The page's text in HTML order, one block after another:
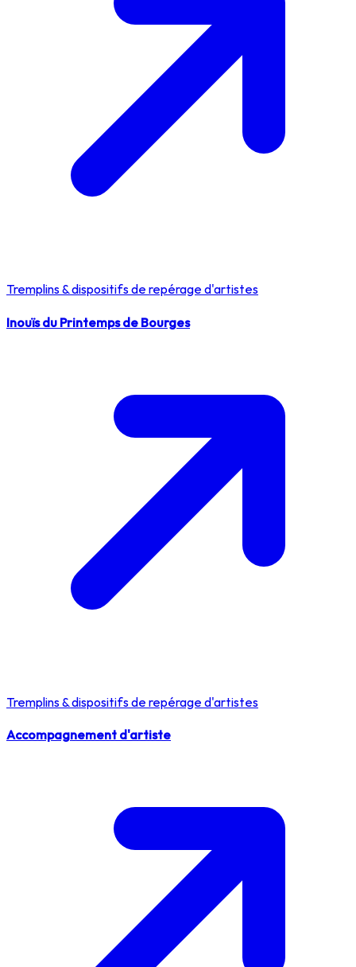
Tremplins & dispositifs de repérage d'artistes
Inouïs du Printemps de Bourges
Tremplins & dispositifs de repérage d'artistes
Accompagnement d'artiste